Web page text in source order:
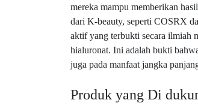
mereka mampu memberikan
dari K-beauty, seperti COSRX
aktif yang terbukti secara ilmiah
hialuronat. Ini adalah bukti
juga pada manfaat jangka
Produk yang Di